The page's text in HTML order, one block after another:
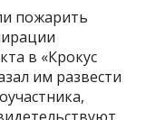
пожарить
в «Крокус
им развести